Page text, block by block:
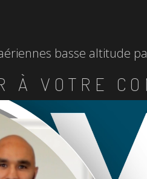
basse altitude
À VOTRE